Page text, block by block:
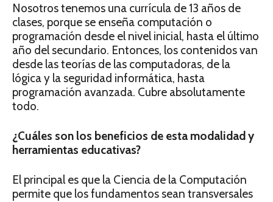
Nosotros tenemos una currícula de 13 años de
clases, porque se enseña computación o
programación desde el nivel inicial, hasta el último
año del secundario. Entonces, los contenidos van
desde las teorías de las computadoras, de la
lógica y la seguridad informática, hasta
programación avanzada. Cubre absolutamente
todo.
¿Cuáles son los beneficios de esta modalidad y
herramientas educativas?
El principal es que la Ciencia de la Computación
permite que los fundamentos sean transversales